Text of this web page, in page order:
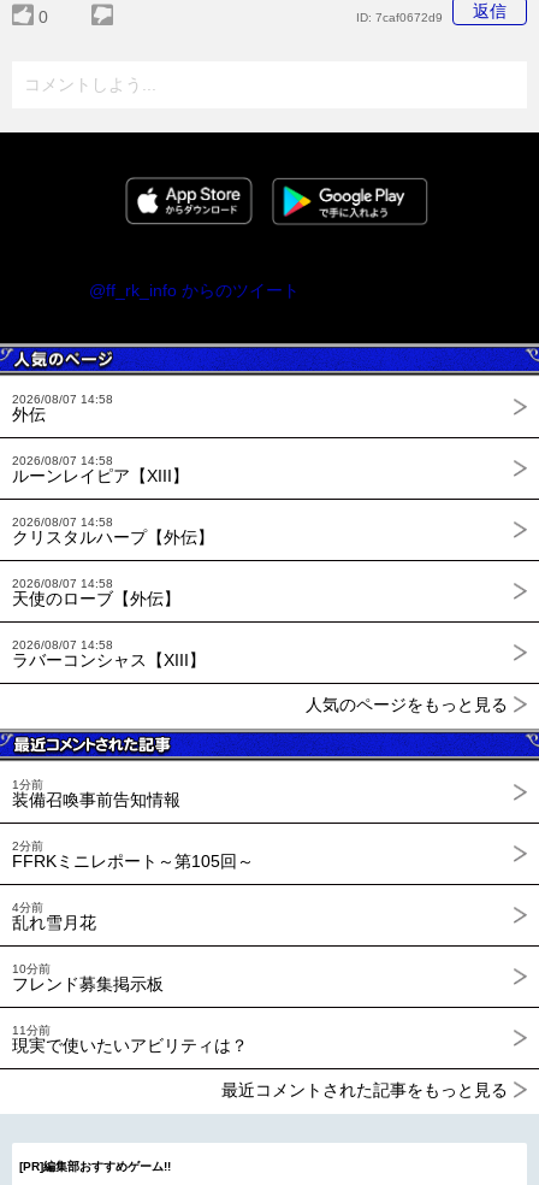
0 返信
ID: 7caf0672d9
コメントしよう...
@ff_rk_info からのツイート
2026/08/07 14:58
外伝
2026/08/07 14:58
ルーンレイピア【XIII】
2026/08/07 14:58
クリスタルハープ【外伝】
2026/08/07 14:58
天使のローブ【外伝】
2026/08/07 14:58
ラバーコンシャス【XIII】
人気のページをもっと見る
1分前
装備召喚事前告知情報
2分前
FFRKミニレポート～第105回～
4分前
乱れ雪月花
10分前
フレンド募集掲示板
11分前
現実で使いたいアビリティは？
最近コメントされた記事をもっと見る
[PR]編集部おすすめゲーム!!